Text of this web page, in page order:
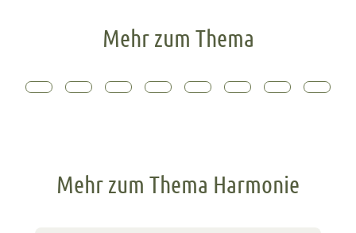
Mehr zum Thema
Mehr zum Thema Harmonie